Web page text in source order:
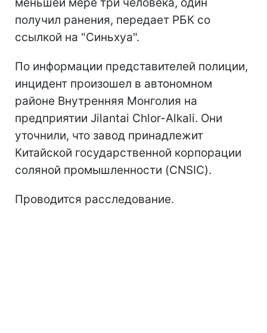
получил ранения, передает РБК со
ссылкой на "Синьхуа".
По информации представителей полиции,
инцидент произошел в автономном
районе Внутренняя Монголия на
предприятии Jilantai Chlor-Alkali. Они
уточнили, что завод принадлежит
Китайской государственной корпорации
соляной промышленности (CNSIC).
Проводится расследование.